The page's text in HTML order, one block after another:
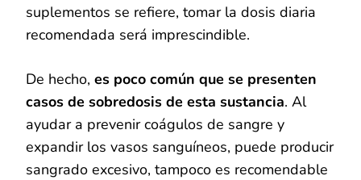
suplementos se refiere, tomar la dosis diaria
recomendada será imprescindible.
De hecho, es poco común que se presenten
casos de sobredosis de esta sustancia. Al
ayudar a prevenir coágulos de sangre y
expandir los vasos sanguíneos, puede producir
sangrado excesivo, tampoco es recomendable